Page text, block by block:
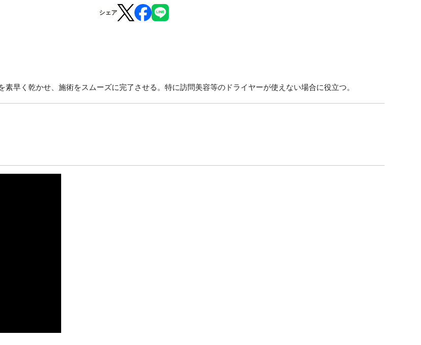
シェア
早く乾かせ、施術をスムーズに完了させる。特に訪問美容等のドライヤーが使えない場合に役立つ。